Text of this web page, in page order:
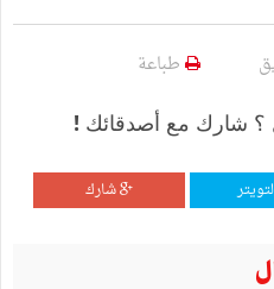
طباعة
؟ شارك مع أصدقائك !
شارك